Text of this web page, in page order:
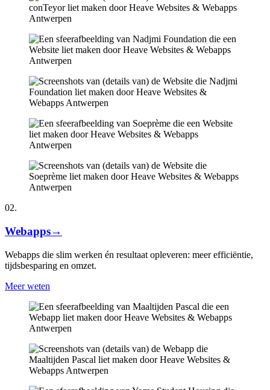
02.
Webapps→
Webapps die slim werken én resultaat opleveren: meer efficiëntie,
tijdsbesparing en omzet.
Meer weten